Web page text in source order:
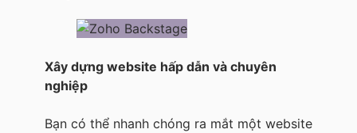
Xây dựng website hấp dẫn và chuyên
nghiệp
Bạn có thể nhanh chóng ra mắt một website